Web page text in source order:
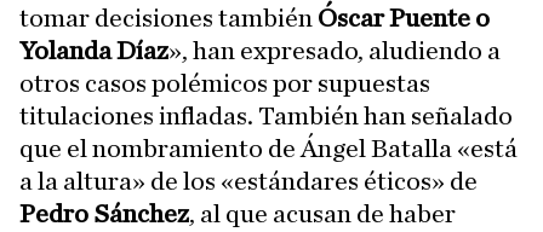
tomar decisiones también Óscar Puente o
Yolanda Díaz», han expresado, aludiendo a
otros casos polémicos por supuestas
titulaciones infladas. También han señalado
que el nombramiento de Ángel Batalla «está
a la altura» de los «estándares éticos» de
Pedro Sánchez, al que acusan de haber